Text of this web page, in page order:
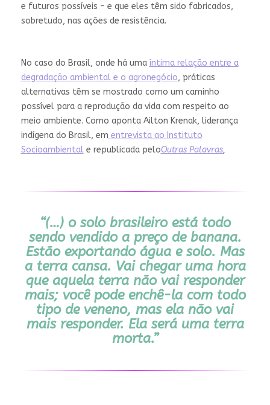
e futuros possíveis – e que eles têm sido fabricados,
sobretudo, nas ações de resistência.
No caso do Brasil, onde há uma íntima relação entre a
degradação ambiental e o agronegócio, práticas
alternativas têm se mostrado como um caminho
possível para a reprodução da vida com respeito ao
meio ambiente. Como aponta Ailton Krenak, liderança
indígena do Brasil, em entrevista ao Instituto
Socioambientale republicada peloOutras Palavras,
“(…) o solo brasileiro está todo
sendo vendido a preço de banana.
Estão exportando água e solo. Mas
a terra cansa. Vai chegar uma hora
que aquela terra não vai responder
mais; você pode enchê-la com todo
tipo de veneno, mas ela não vai
mais responder. Ela será uma terra
morta.”